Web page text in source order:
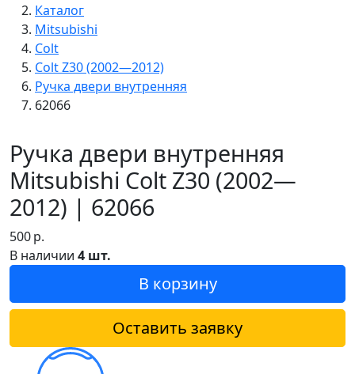
Каталог
Mitsubishi
Colt
Colt Z30 (2002—2012)
Ручка двери внутренняя
62066
Ручка двери внутренняя
Mitsubishi Colt Z30 (2002—
2012) | 62066
500р.
В наличии 4 шт.
В корзину
Оставить заявку